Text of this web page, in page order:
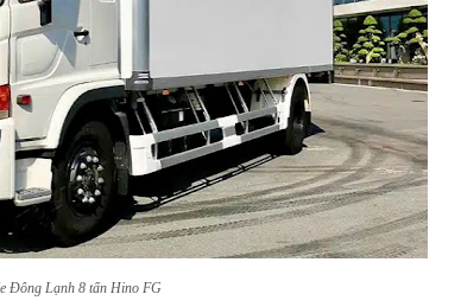
Đông Lạnh 8 tấn Hino FG